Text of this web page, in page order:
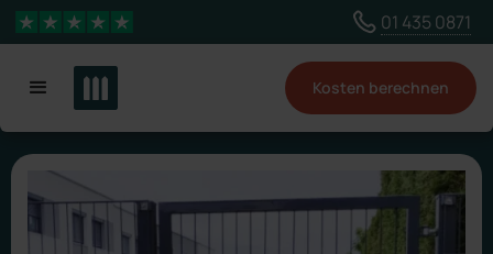
Wähle ein anderes Land, um Inhalte für deinen
Standort zu sehen
Land ändern
4,3 Sterne 01 435 0871
Kosten berechnen